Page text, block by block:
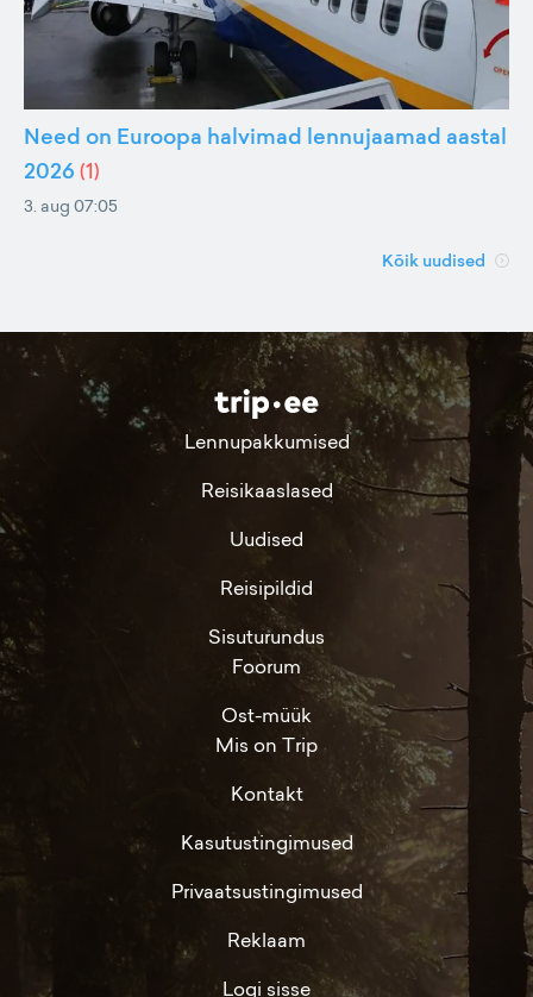
Need on Euroopa halvimad lennujaamad aastal
2026 (1)
3. aug 07:05
Kõik uudised
Lennupakkumised
Reisikaaslased
Uudised
Reisipildid
Sisuturundus
Foorum
Ost-müük
Mis on Trip
Kontakt
Kasutustingimused
Privaatsustingimused
Reklaam
Logi sisse